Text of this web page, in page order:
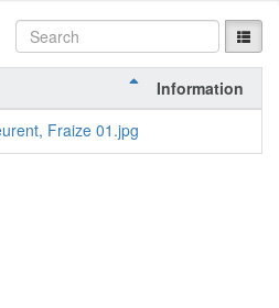
Information
Fraize 01.jpg